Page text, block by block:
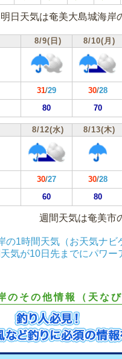
日天気は奄美大島城海岸
8/9(日) 8/10(月)
31/29 30/28
80 70
8/12(水) 8/13(木)
30/27 30/28
60 80
週間天気は奄美市
の1時間天気（お天気ナビ
気が10日先までにパワー
のその他情報（天な